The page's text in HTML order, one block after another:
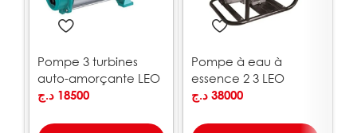
Pompe 3 turbines
auto-amorçante LEO
| ACSm100S
18500 د.ج
Pompe à eau à
essence 2 3 LEO
38000 د.ج